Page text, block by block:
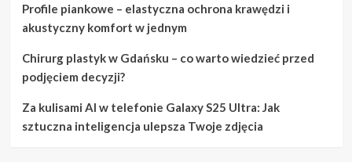
Profile piankowe – elastyczna ochrona krawędzi i
akustyczny komfort w jednym
Chirurg plastyk w Gdańsku – co warto wiedzieć przed
podjęciem decyzji?
Za kulisami AI w telefonie Galaxy S25 Ultra: Jak
sztuczna inteligencja ulepsza Twoje zdjęcia